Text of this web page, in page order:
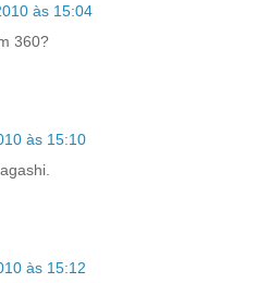
às 15:04
360?
às 15:10
às 15:12